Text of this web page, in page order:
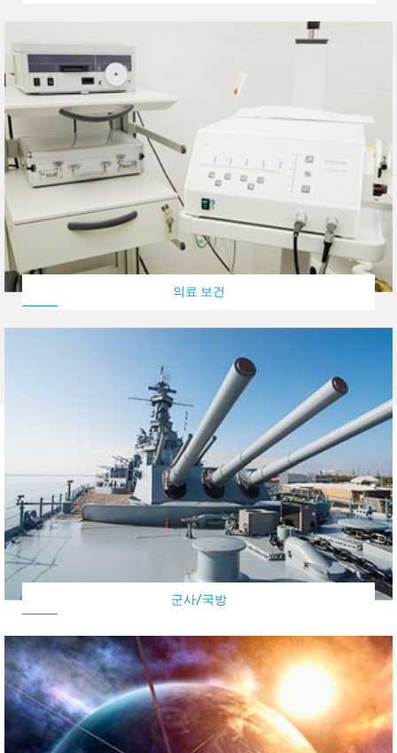
의료 보건
군사/국방